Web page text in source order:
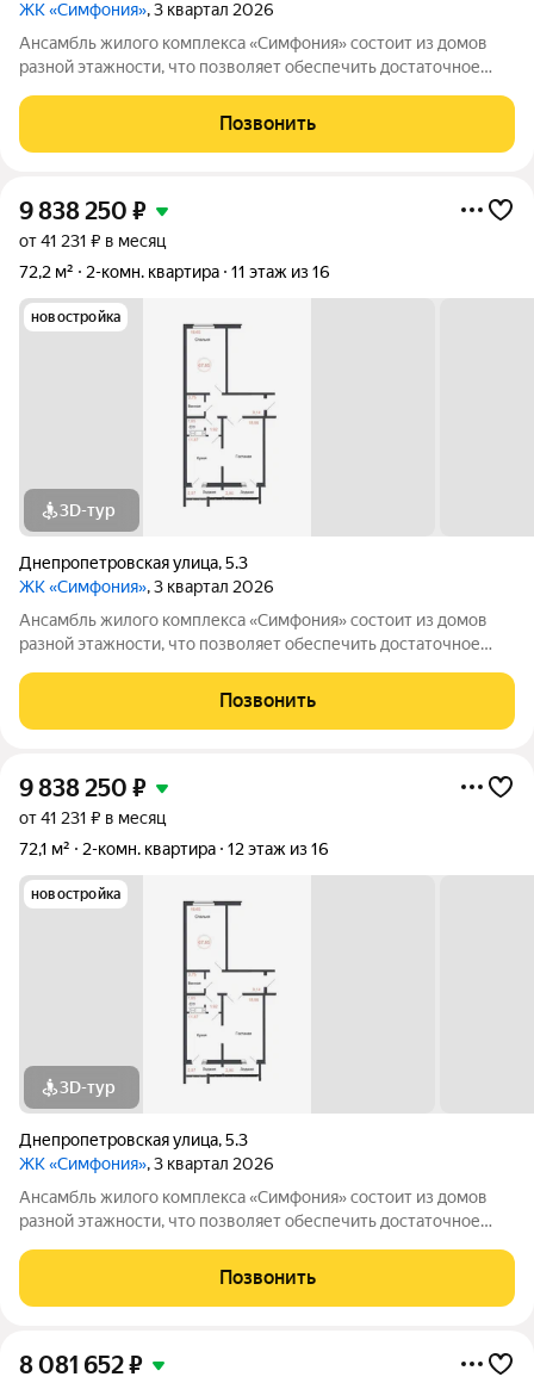
ЖК «Симфония», 3 квартал 2026
Ансамбль жилого комплекса «Симфония» состоит из домов
разной этажности, что позволяет обеспечить достаточное
времени и предлагаем квартиры с уже готовой базовой
отделкой. Заезжайте и живите! ЖК
Позвонить
9 838 250 ₽
от 41 231 ₽ в месяц
72,2 м²
2-комн. квартира 11 этаж из 16
новостройка
3D-тур
Днепропетровская улица,5.3
ЖК «Симфония», 3 квартал 2026
Ансамбль жилого комплекса «Симфония» состоит из домов
разной этажности, что позволяет обеспечить достаточное
времени и предлагаем квартиры с уже готовой базовой
отделкой. Заезжайте и живите! ЖК
Позвонить
9 838 250 ₽
от 41 231 ₽ в месяц
72,1 м²
2-комн. квартира 12 этаж из 16
новостройка
3D-тур
Днепропетровская улица,5.3
ЖК «Симфония», 3 квартал 2026
Ансамбль жилого комплекса «Симфония» состоит из домов
разной этажности, что позволяет обеспечить достаточное
времени и предлагаем квартиры с уже готовой базовой
отделкой. Заезжайте и живите! ЖК
Позвонить
8 081 652₽